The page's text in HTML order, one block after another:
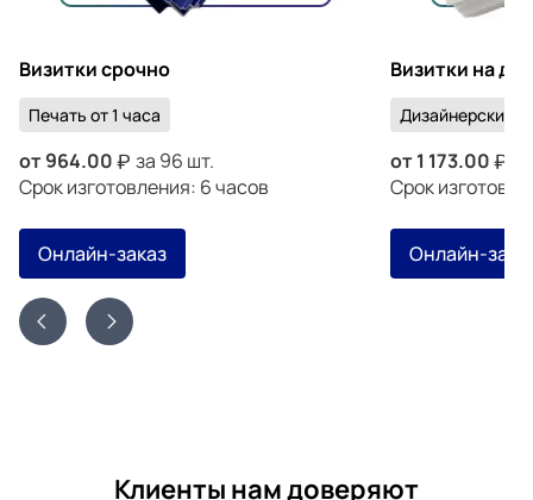
Визитки срочно
Печать от 1 часа
от964.00
за 96 шт.
Срок изготовления: 6 часов
Онлайн-заказ
Визитки на
Дизайнерский
от 1 173.00
Срок
Онлайн-
Клиенты нам доверяют